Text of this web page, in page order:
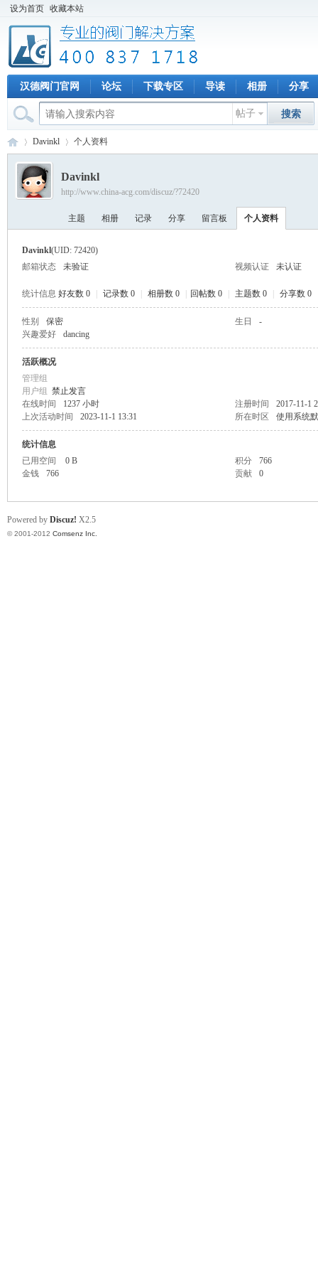
设为首页 收藏本站
汉德阀门官网 论坛 下载专区 导读 相册 分享
帖子 搜索
›
Davinkl 个人资料
Davinkl
http://www.china-acg.com/discuz/?72420
主题 相册 记录 分享 留言板 个人资料
Davinkl(UID: 72420)
邮箱状态
未验证 视频认证 未认证
统计信息 好友数 0 记录数 0 相册数 0 回帖数 0 主题数 0 分享数 0
性别 保密 生日
-
兴趣爱好
dancing
活跃概况
管理组
用户组 禁止发言
在线时间
1237 小时 注册时间
2017-11-1
上次活动时间
2023-11-1 13:31 所在时区 使用系统
统计信息
已用空间
0 B 积分
766
金钱
766 贡献 0
Powered by Discuz! X2.5
© 2001-2012 Comsenz Inc.